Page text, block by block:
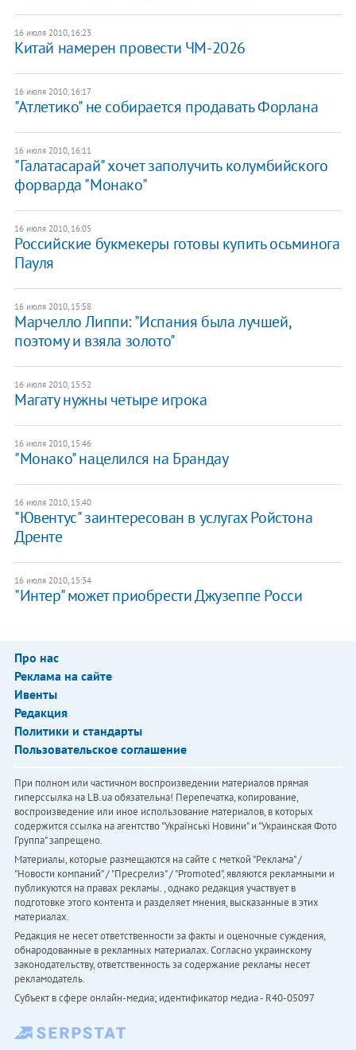
16 июля 2010, 16:23
Китай намерен провести ЧМ-2026
16 июля 2010, 16:17
"Атлетико" не собирается продавать Форлана
16 июля 2010, 16:11
"Галатасарай" хочет заполучить колумбийского
форварда "Монако"
16 июля 2010, 16:05
Российские букмекеры готовы купить осьминога
Пауля
16 июля 2010, 15:58
Марчелло Липпи: "Испания была лучшей,
поэтому и взяла золото"
16 июля 2010, 15:52
Магату нужны четыре игрока
16 июля 2010, 15:46
"Монако" нацелился на Брандау
16 июля 2010, 15:40
"Ювентус" заинтересован в услугах Ройстона
Дренте
16 июля 2010, 15:34
"Интер" может приобрести Джузеппе Росси
Про нас
Реклама на сайте
Ивенты
Редакция
Политики и стандарты
Пользовательское соглашение
При полном или частичном воспроизведении материалов прямая
гиперссылка на LB.ua обязательна! Перепечатка, копирование,
воспроизведение или иное использование материалов, в которых
содержится ссылка на агентство "Українськi Новини" и "Украинская Фото
Группа" запрещено.
Материалы, которые размещаются на сайте с меткой "Реклама" /
"Новости компаний" / "Пресрелиз" / "Promoted", являются рекламными и
публикуются на правах рекламы. , однако редакция участвует в
подготовке этого контента и разделяет мнения, высказанные в этих
материалах.
Редакция не несет ответственности за факты и оценочные суждения,
обнародованные в рекламных материалах. Согласно украинскому
законодательству, ответственность за содержание рекламы несет
рекламодатель.
Субъект в сфере онлайн-медиа; идентификатор медиа - R40-05097